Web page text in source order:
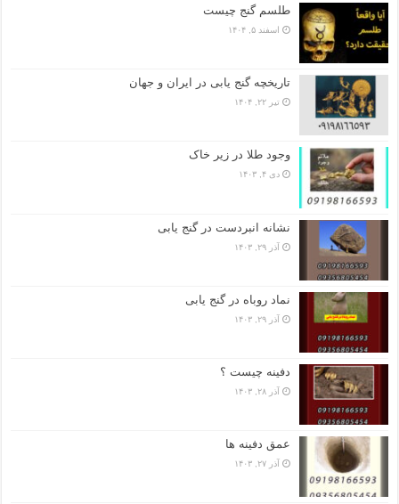
طلسم گنج چیست
اسفند ۵, ۱۴۰۴
تاریخچه گنج‌ یابی در ایران و جهان
تیر ۲۲, ۱۴۰۴
وجود طلا در زیر خاک
دی ۴, ۱۴۰۳
نشانه انبردست در گنج یابی
آذر ۲۹, ۱۴۰۳
نماد روباه در گنج یابی
آذر ۲۹, ۱۴۰۳
دفینه چیست ؟
آذر ۲۸, ۱۴۰۳
عمق دفینه ها
آذر ۲۷, ۱۴۰۳